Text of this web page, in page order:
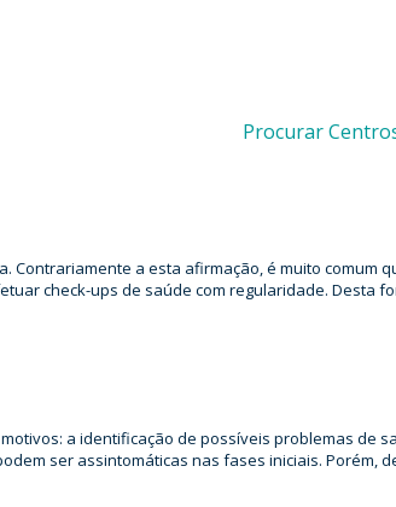
Procurar
a esta afirmação, é muito comum
check-ups de saúde com regularidade. Desta
a identificação de possíveis problemas de
ser assintomáticas nas fases iniciais. Porém,